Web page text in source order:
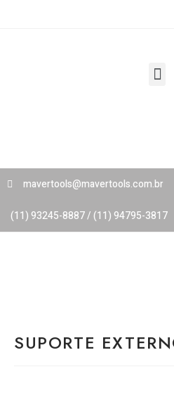
mavertools@mavertools.com.br
(11) 93245-8887 / (11) 94795-3817
SUPORTE